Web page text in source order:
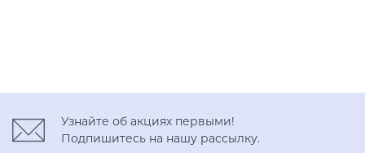
Узнайте об акциях первыми!
Подпишитесь на нашу рассылку.